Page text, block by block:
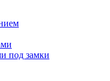
под замки